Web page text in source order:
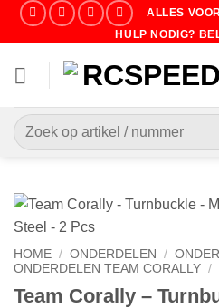
ALLES
HULP NODIG?
Zoeken
naar:
HOME / ONDERDELEN /
ONDERDELEN TEAM CORALLY /
Team Corally –